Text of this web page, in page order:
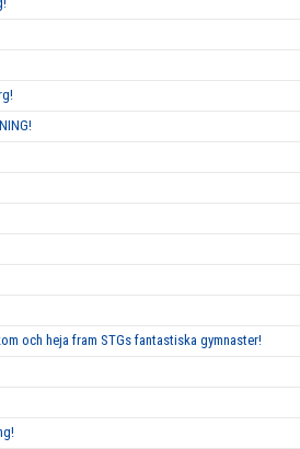
och heja fram STGs fantastiska gymnaster!